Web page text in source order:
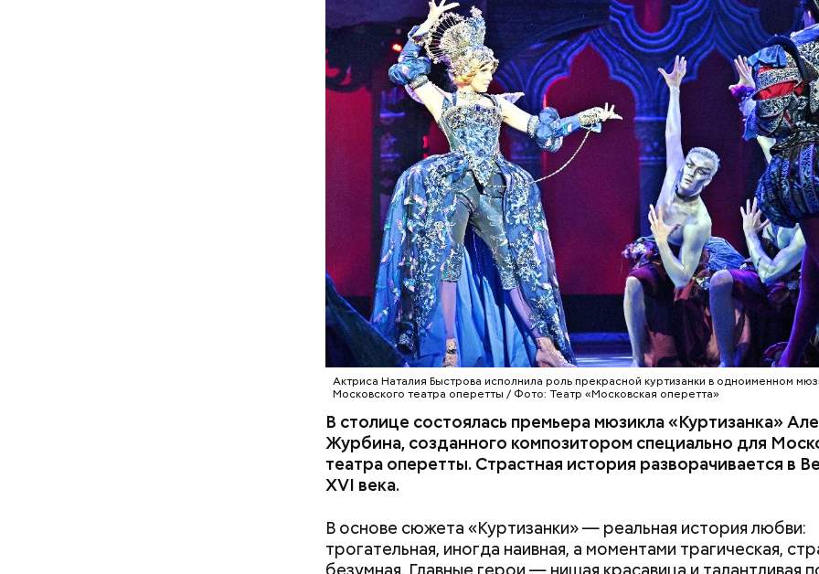
Актриса Наталия Быстрова исполнила роль прекрасной куртизанки в одноименном
Московского театра оперетты / Фото: Театр «Московская оперетта»
В столице состоялась премьера мюзикла «Куртизанка»
Журбина, созданного композитором специально для
театра оперетты. Страстная история разворачивается в
XVI века.
В основе сюжета «Куртизанки» — реальная история любви:
трогательная, иногда наивная, а моментами трагическая,
Как и в другие посты, на пост Успенский нельзя:
Фото: «Убей меня снова» (Kill Me Again, 1989)
Молодая красавица Фэй Форрестер (Джоан Уэйли-Килмер)
своему любовнику Винсу (Майкл Мэдсен) совершить
ограбление двух членов мафии и забрать у них чемоданчик
суммой денег. Парочка отправляется в автомобильное
подальше от места происшествия. «Вырубив» Винса, Фэй
за помощью к частному детективу Джеку и просит его
ее смерть.